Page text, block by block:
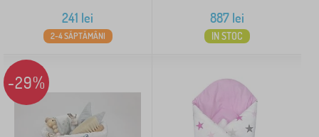
241 lei
2-4 SĂPTĂMÂNI
887lei
IN STOC
-29%